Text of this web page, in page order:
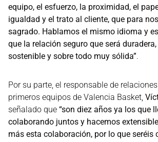
equipo, el esfuerzo, la proximidad, el
igualdad y el trato al cliente, que para
sagrado. Hablamos el mismo idioma y
que la relación seguro que será
sostenible y sobre todo muy sólida”.
Por su parte, el responsable de
primeros equipos de Valencia Basket,
señalado que “son diez años ya los que
colaborando juntos y hacemos
más esta colaboración, por lo que seréis